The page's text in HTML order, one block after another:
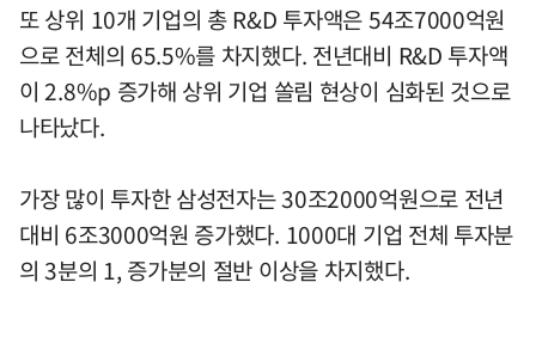
또 상위 10개 기업의 총 R&D 투자액은 54조7000억원
으로 전체의 65.5%를 차지했다. 전년대비 R&D 투자액
이 2.8%p 증가해 상위 기업 쏠림 현상이 심화된 것으로
나타났다.
가장 많이 투자한 삼성전자는 30조2000억원으로 전년
대비 6조3000억원 증가했다. 1000대 기업 전체 투자분
의 3분의 1, 증가분의 절반 이상을 차지했다.